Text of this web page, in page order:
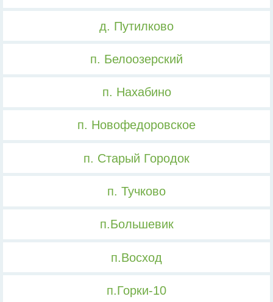
д. Путилково
п. Белоозерский
п. Нахабино
п. Новофедоровское
п. Старый Городок
п. Тучково
п.Большевик
п.Восход
п.Горки-10